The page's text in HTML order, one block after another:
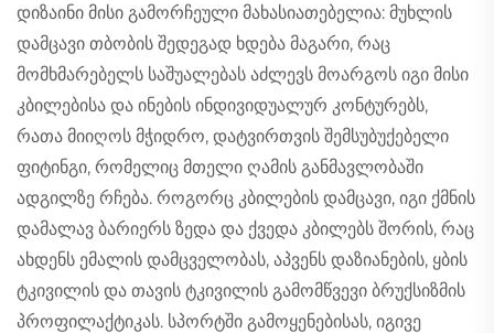
დიზაინი მისი გამორჩეული მახასიათებელია: მუხლის
დამცავი თბობის შედეგად ხდება მაგარი, რაც
მომხმარებელს საშუალებას აძლევს მოარგოს იგი მისი
კბილებისა და ინების ინდივიდუალურ კონტურებს,
რათა მიიღოს მჭიდრო, დატვირთვის შემსუბუქებელი
ფიტინგი, რომელიც მთელი ღამის განმავლობაში
ადგილზე რჩება. როგორც კბილების დამცავი, იგი ქმნის
დამალავ ბარიერს ზედა და ქვედა კბილებს შორის, რაც
ახდენს ემალის დამცველობას, აპვენს დაზიანების, ყბის
ტკივილის და თავის ტკივილის გამომწვევი ბრუქსიზმის
პროფილაქტიკას. სპორტში გამოყენებისას, იგივე